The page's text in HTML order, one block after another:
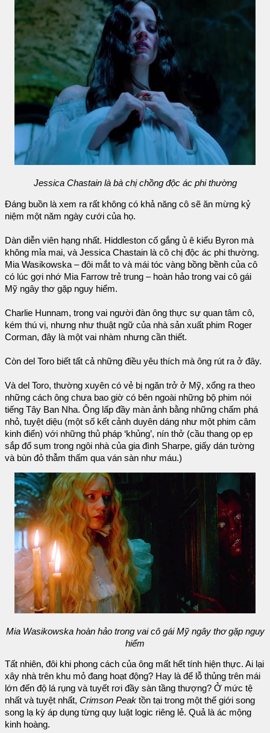
Jessica Chastain là bà chị chồng độc ác phi thường
Đáng buồn là xem ra rất không có khả năng cô sẽ ăn mừng kỷ
niệm một năm ngày cưới của họ.
Dàn diễn viên hạng nhất. Hiddleston cố gắng ủ ê kiểu Byron mà
không mỉa mai, và Jessica Chastain là cô chị độc ác phi thường.
Mia Wasikowska – đôi mắt to và mái tóc vàng bồng bềnh của cô
có lúc gợi nhớ Mia Farrow trẻ trung – hoàn hảo trong vai cô gái
Mỹ ngây thơ gặp nguy hiểm.
Charlie Hunnam, trong vai người đàn ông thực sự quan tâm cô,
kém thú vị, nhưng như thuật ngữ của nhà sản xuất phim Roger
Corman, đây là một vai nhàm nhưng cần thiết.
Còn del Toro biết tất cả những điều yêu thích mà ông rút ra ở đây.
Và del Toro, thường xuyên có vẻ bị ngăn trở ở Mỹ, xổng ra theo
những cách ông chưa bao giờ có bên ngoài những bộ phim nói
tiếng Tây Ban Nha. Ông lấp đầy màn ảnh bằng những chấm phá
nhỏ, tuyệt diệu (một số kết cảnh duyên dáng như một phim câm
kinh điển) với những thủ pháp ‘khủng’, nín thở (cầu thang ọp ẹp
sắp đổ sụm trong ngôi nhà của gia đình Sharpe, giấy dán tường
và bùn đỏ thẫm thấm qua ván sàn như máu.)
Mia Wasikowska hoàn hảo trong vai cô gái Mỹ ngây thơ gặp nguy
hiểm
Tất nhiên, đôi khi phong cách của ông mất hết tính hiện thực. Ai lại
xây nhà trên khu mỏ đang hoạt động? Hay là để lỗ thủng trên mái
lớn đến độ lá rụng và tuyết rơi đầy sàn tầng thượng? Ở mức tệ
nhất và tuyệt nhất, Crimson Peak tồn tại trong một thế giới song
song lạ kỳ áp dụng từng quy luật logic riêng lẻ. Quả là ác mộng
kinh hoàng.